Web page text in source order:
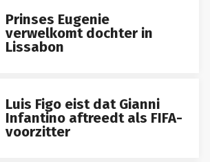
Prinses Eugenie
verwelkomt dochter in
Lissabon
Luis Figo eist dat Gianni
Infantino aftreedt als FIFA-
voorzitter